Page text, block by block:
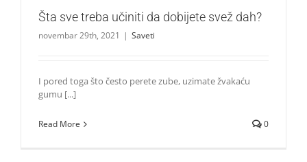
Šta sve treba učiniti da dobijete svež dah?
novembar 29th, 2021 | Saveti
I pored toga što često perete zube, uzimate žvakaću
gumu [...]
Read More 0